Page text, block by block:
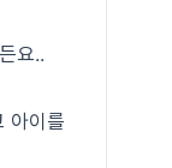
요..
아이를